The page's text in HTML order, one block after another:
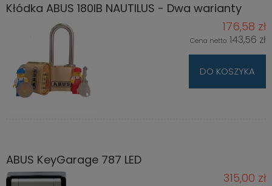
Kłódka ABUS 180IB NAUTILUS - Dwa warianty
176,58 zł
Cena netto: 143,56 zł
DO KOSZYKA
ABUS KeyGarage 787 LED
315,00 zł